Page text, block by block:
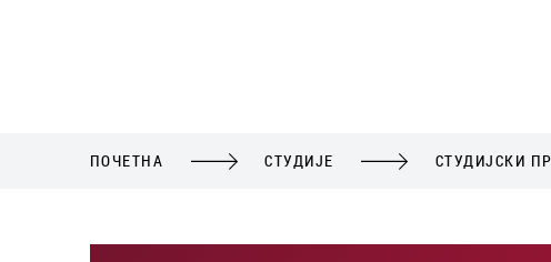
ПОЧЕТНА СТУДИЈЕ СТУДИЈСКИ